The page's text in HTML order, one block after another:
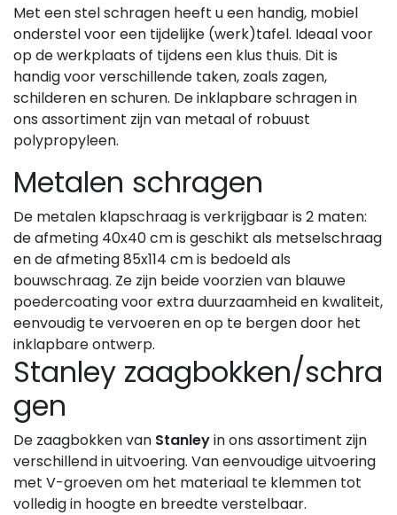
Met een stel schragen heeft u een handig, mobiel
onderstel voor een tijdelijke (werk)tafel. Ideaal voor
op de werkplaats of tijdens een klus thuis. Dit is
handig voor verschillende taken, zoals zagen,
schilderen en schuren. De inklapbare schragen in
ons assortiment zijn van metaal of robuust
polypropyleen.
Metalen schragen
De metalen klapschraag is verkrijgbaar is 2 maten:
de afmeting 40x40 cm is geschikt als metselschraag
en de afmeting 85x114 cm is bedoeld als
bouwschraag. Ze zijn beide voorzien van blauwe
poedercoating voor extra duurzaamheid en kwaliteit,
eenvoudig te vervoeren en op te bergen door het
inklapbare ontwerp.
Stanley zaagbokken/schra
gen
De zaagbokken van Stanleyin ons assortiment zijn
verschillend in uitvoering. Van eenvoudige uitvoering
met V-groeven om het materiaal te klemmen tot
volledig in hoogte en breedte verstelbaar.